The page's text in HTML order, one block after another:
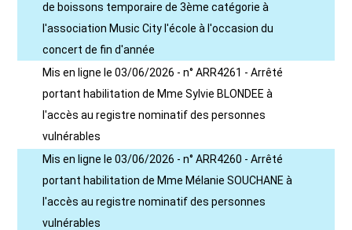
de boissons temporaire de 3ème catégorie à
l'association Music City l'école à l'occasion du
concert de fin d'année
Mis en ligne le 03/06/2026 - n° ARR4261 - Arrêté
portant habilitation de Mme Sylvie BLONDEE à
l'accès au registre nominatif des personnes
vulnérables
Mis en ligne le 03/06/2026 - n° ARR4260 - Arrêté
portant habilitation de Mme Mélanie SOUCHANE à
l'accès au registre nominatif des personnes
vulnérables